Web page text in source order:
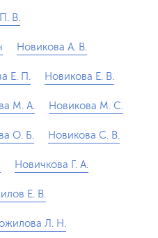
В.
Новикова А. В.
Е. П. Новикова Е. В.
М. А. Новикова М. С.
О. Б. Новикова С. В.
Новичкова Г. А.
Е. В.
Л. Н.